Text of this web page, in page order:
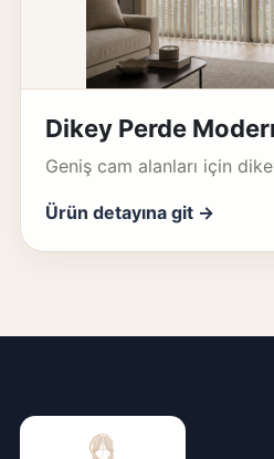
Dikey Perde
Geniş cam alanları için
Ürün detayına git →